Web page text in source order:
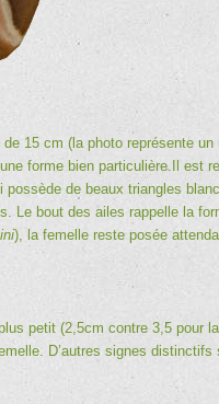
15 cm (la photo représente
forme bien particulière.Il est
possède de beaux triangles
Le bout des ailes rappelle la
), la femelle reste posée
petit (2,5cm contre 3,5 pour
D’autres signes